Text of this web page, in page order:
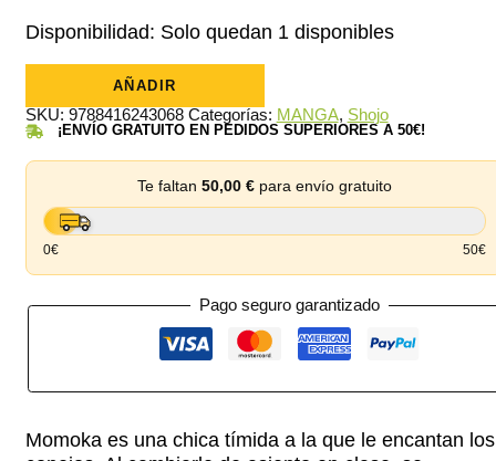
Disponibilidad: Solo quedan 1 disponibles
de
un
no
cantidad
AÑADIR
SKU: 9788416243068 Categorías: MANGA, Shojo
¡ENVÍO GRATUITO EN PEDIDOS SUPERIORES A 50€!
Te faltan 50,00 €para envío gratuito
0€ 50€
Pago seguro garantizado
Momoka es una chica tímida a la que le encantan los